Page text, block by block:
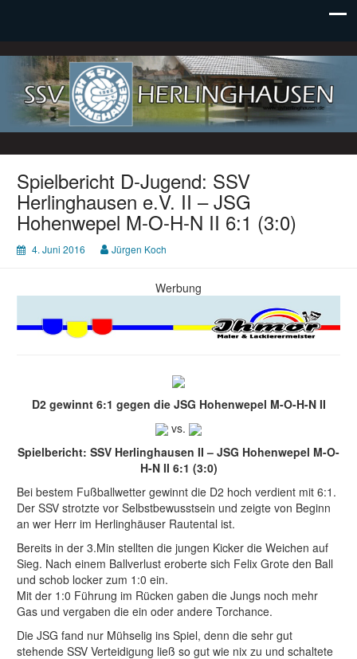
SSV Herlinghausen e. V.
Spielbericht D-Jugend: SSV
Herlinghausen e.V. II – JSG
Hohenwepel M-O-H-N II 6:1 (3:0)
4. Juni 2016 Jürgen Koch
Werbung
D2 gewinnt 6:1 gegen die JSG Hohenwepel M-O-H-N II
vs.
Spielbericht: SSV Herlinghausen II – JSG Hohenwepel M-O-
H-N II 6:1 (3:0)
Bei bestem Fußballwetter gewinnt die D2 hoch verdient mit 6:1.
Der SSV strotzte vor Selbstbewusstsein und zeigte von Beginn
an wer Herr im Herlinghäuser Rautental ist.
Bereits in der 3.Min stellten die jungen Kicker die Weichen auf
Sieg. Nach einem Ballverlust eroberte sich Felix Grote den Ball
und schob locker zum 1:0 ein.
Mit der 1:0 Führung im Rücken gaben die Jungs noch mehr
Gas und vergaben die ein oder andere Torchance.
Die JSG fand nur Mühselig ins Spiel, denn die sehr gut
stehende SSV Verteidigung ließ so gut wie nix zu und schaltete